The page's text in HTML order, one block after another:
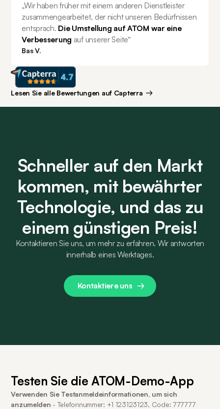
Lesen Sie alle Bewertungen auf Capterra
„Wir haben früher mit einem anderen Dienstleister
zusammengearbeitet, der nicht unseren Bedürfnissen
entsprach. Die Umstellung auf ATOM war eine
Verbesserung auf unserer Seite“
Bas V.
Schneller auf den Markt
kommen, mit bewährter
Technologie, und das zu
einem günstigen Preis!
Kontaktieren Sie uns, um mehr zu erfahren. Wir antworten
innerhalb eines Werktages.
Kontaktiere uns
Testen Sie die ATOM-Demo-App
Verwenden Sie Testanmeldeinformationen, um sich
anzumelden - Telefonnummer: +1 123123123, Code: 777777